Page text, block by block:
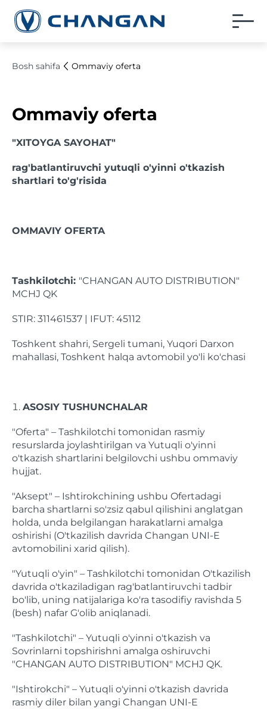
Bosh sahifa Ommaviy oferta
Ommaviy oferta
"XITOYGA SAYOHAT"
rag'batlantiruvchi yutuqli o'yinni o'tkazish
shartlari to'g'risida
OMMAVIY OFERTA
Tashkilotchi: "CHANGAN AUTO DISTRIBUTION"
MCHJ QK
STIR: 311461537 | IFUT: 45112
Toshkent shahri, Sergeli tumani, Yuqori Darxon
mahallasi, Toshkent halqa avtomobil yo'li ko'chasi
ASOSIY TUSHUNCHALAR
"Oferta" – Tashkilotchi tomonidan rasmiy
resurslarda joylashtirilgan va Yutuqli o'yinni
o'tkazish shartlarini belgilovchi ushbu ommaviy
hujjat.
"Aksept" – Ishtirokchining ushbu Ofertadagi
barcha shartlarni so'zsiz qabul qilishini anglatgan
holda, unda belgilangan harakatlarni amalga
oshirishi (O'tkazilish davrida Changan UNI-E
avtomobilini xarid qilish).
"Yutuqli o'yin" – Tashkilotchi tomonidan O'tkazilish
davrida o'tkaziladigan rag'batlantiruvchi tadbir
bo'lib, uning natijalariga ko'ra tasodifiy ravishda 5
(besh) nafar G'olib aniqlanadi.
"Tashkilotchi" – Yutuqli o'yinni o'tkazish va
Sovrinlarni topshirishni amalga oshiruvchi
"CHANGAN AUTO DISTRIBUTION" MCHJ QK.
"Ishtirokchi" – Yutuqli o'yinni o'tkazish davrida
rasmiy diler bilan yangi Changan UNI-E